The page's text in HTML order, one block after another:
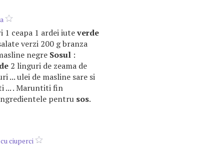
1 ceapa 1 ardei iuteverde
verzi 200 g branza
negre Sosul :
2 linguri de zeama de
... ulei de masline sare si
... . Maruntiti fin
pentru sos.
ciuperci